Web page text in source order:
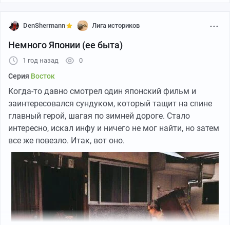
DenShermann Лига историков
Немного Японии (ее быта)
1 год назад 0
Серия Восток
Когда-то давно смотрел один японский фильм и
заинтересовался сундуком, который тащит на спине
главный герой, шагая по зимней дороге. Стало
интересно, искал инфу и ничего не мог найти, но затем
все же повезло. Итак, вот оно.